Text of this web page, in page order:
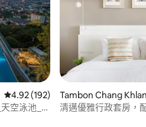
分）
從 192 則評價中獲得 4.92 的平均評
4.92 (192)
空泳池_城
Tambon Chang
公寓
清邁優雅行政套房，